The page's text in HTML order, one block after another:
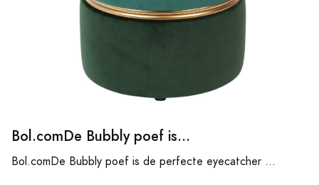
Bol.comDe Bubbly poef is...
Bol.comDe Bubbly poef is de perfecte eyecatcher ...